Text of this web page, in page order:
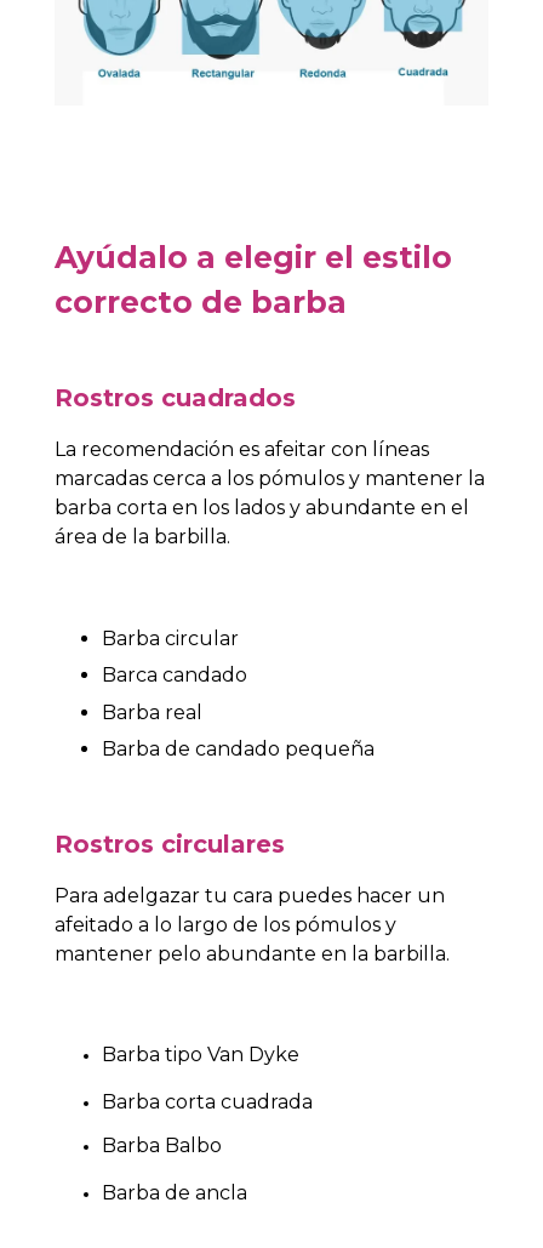
Ayúdalo a elegir el estilo
correcto de barba
Rostros cuadrados
La recomendación es afeitar con líneas
marcadas cerca a los pómulos y mantener la
barba corta en los lados y abundante en el
área de la barbilla.
Barba circular
Barca candado
Barba real
Barba de candado pequeña
Rostros circulares
Para adelgazar tu cara puedes hacer un
afeitado a lo largo de los pómulos y
mantener pelo abundante en la barbilla.
Barba tipo Van Dyke
Barba corta cuadrada
Barba Balbo
Barba de ancla